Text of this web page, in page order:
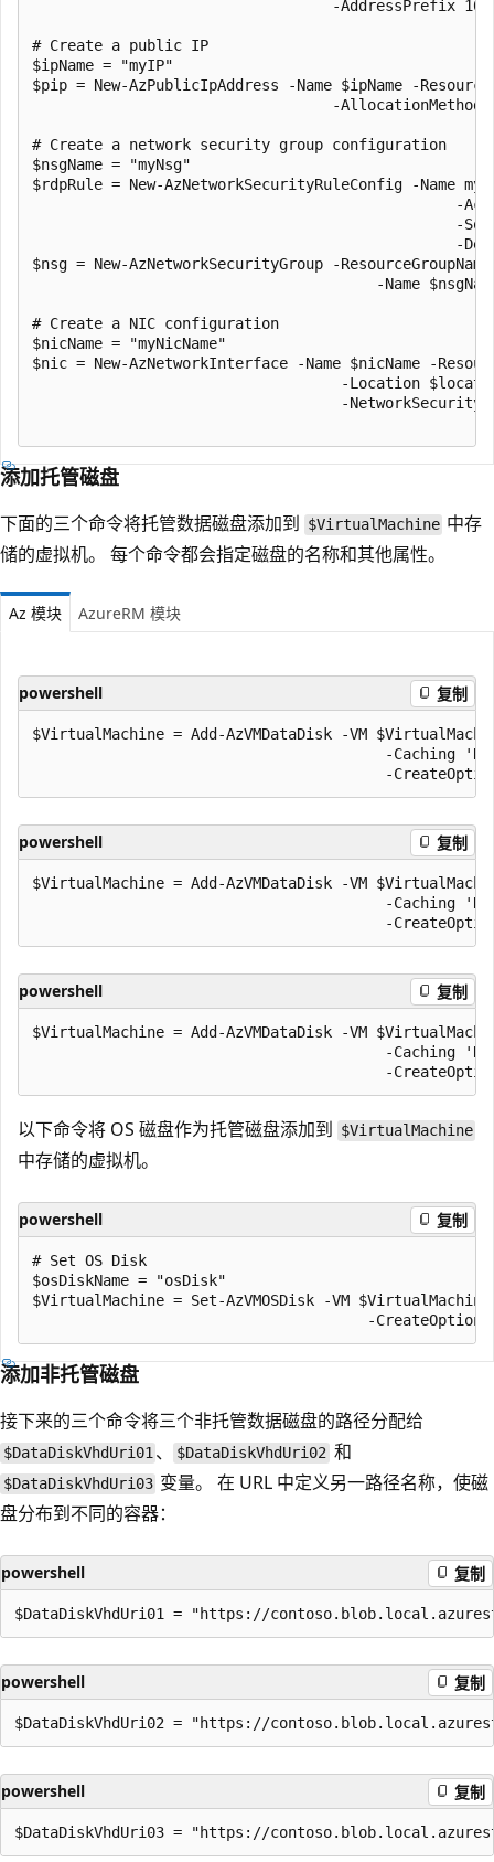
-AddressPrefix
# Create a public IP
$ipName = "myIP"
$pip = New-AzPublicIpAddress -Name $ipName -
-AllocationMethod
# Create a network security group configuration
$nsgName = "myNsg"
$rdpRule = New-AzNetworkSecurityRuleConfig -Name
-
-
-
$nsg = New-AzNetworkSecurityGroup -
-Name
# Create a NIC configuration
$nicName = "myNicName"
$nic = New-AzNetworkInterface -Name $nicName -
-Location
-
添加托管磁盘
下面的三个命令将托管数据磁盘添加到 $VirtualMachine 中存
储的虚拟机。 每个命令都会指定磁盘的名称和其他属性。
Az 模块 AzureRM 模块
powershell 复制
$VirtualMachine = Add-AzVMDataDisk -VM
-Caching
powershell 复制
$VirtualMachine = Add-AzVMDataDisk -VM
-Caching
powershell 复制
$VirtualMachine = Add-AzVMDataDisk -VM
-Caching
以下命令将 OS 磁盘作为托管磁盘添加到 $VirtualMachine
中存储的虚拟机。
powershell 复制
# Set OS Disk
$osDiskName = "osDisk"
$VirtualMachine = Set-AzVMOSDisk -VM
添加非托管磁盘
接下来的三个命令将三个非托管数据磁盘的路径分配给
$DataDiskVhdUri01 、 $DataDiskVhdUri02 和
$DataDiskVhdUri03 变量。 在 URL 中定义另一路径名称，使磁
盘分布到不同的容器：
powershell 复制
powershell 复制
powershell 复制